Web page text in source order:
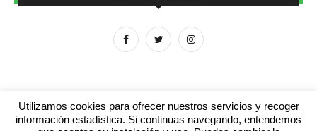
Utilizamos cookies para ofrecer nuestros servicios y recoger
información estadística. Si continuas navegando, entendemos